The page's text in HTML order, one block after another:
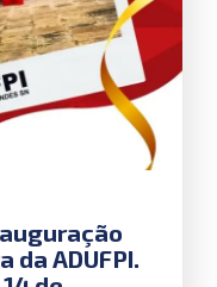
da ADUFPI.